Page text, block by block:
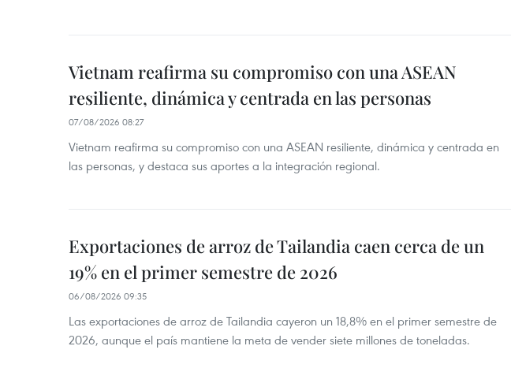
Vietnam reafirma su compromiso con una ASEAN
resiliente, dinámica y centrada en las personas
07/08/2026 08:27
Vietnam reafirma su compromiso con una ASEAN resiliente, dinámica y centrada en
las personas, y destaca sus aportes a la integración regional.
Exportaciones de arroz de Tailandia caen cerca de un
19% en el primer semestre de 2026
06/08/2026 09:35
Las exportaciones de arroz de Tailandia cayeron un 18,8% en el primer semestre de
2026, aunque el país mantiene la meta de vender siete millones de toneladas.